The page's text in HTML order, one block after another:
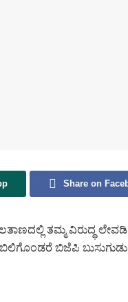
Share on
ತಮ್ಮ ವಿರುದ್ಧ
ಬಿಜೆಪಿ